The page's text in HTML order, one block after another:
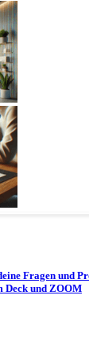
Fragen und
Deck und ZOOM